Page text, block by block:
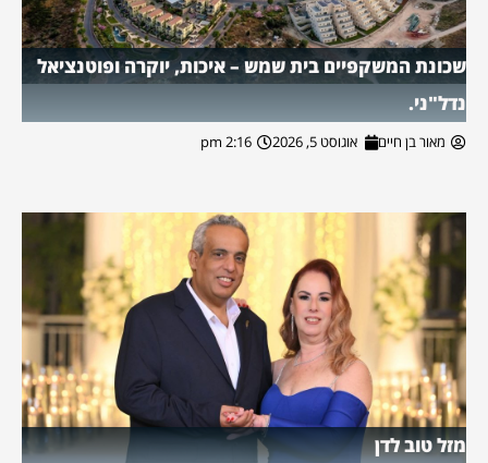
שכונת המשקפיים בית שמש – איכות, יוקרה ופוטנציאל
נדל"ני.
מאור בן חיים אוגוסט 5, 2026 2:16 pm
מזל טוב לדן